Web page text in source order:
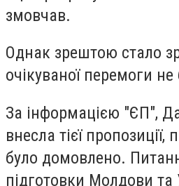
змовчав.
Однак зрештою стало
очікуваної перемоги не
За інформацією "ЄП",
внесла тієї пропозиції,
було домовлено.
підготовки Молдови та